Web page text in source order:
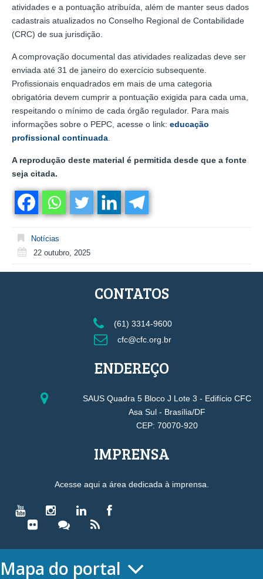
atividades e a pontuação atribuída, além de manter seus dados
cadastrais atualizados no Conselho Regional de Contabilidade
(CRC) de sua jurisdição.
A comprovação documental das atividades realizadas deve ser
enviada até 31 de janeiro do exercício subsequente.
Profissionais enquadrados em mais de uma categoria
obrigatória devem cumprir a pontuação exigida para cada uma,
respeitando o mínimo de cada órgão regulador. Para mais
informações sobre o PEPC, acesse o link: educação
profissional continuada
A reprodução deste material é permitida desde que a fonte
seja citada.
Notícias
22 outubro, 2025
CONTATOS
(61) 3314-9600
cfc@cfc.org.br
ENDEREÇO
SAUS Quadra 5 Bloco J Lote 3 - Edifício CFC
Asa Sul - Brasília/DF
CEP: 70070-920
IMPRENSA
Acesse aqui a área dedicada à imprensa.
Mapa do portal